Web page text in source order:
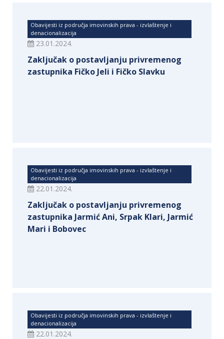
Obavijesti iz područja imovinskih prava - izvlaštenje i
denacionalizacija
23.01.2024.
Zaključak o postavljanju privremenog
zastupnika Fičko Jeli i Fičko Slavku
Obavijesti iz područja imovinskih prava - izvlaštenje i
denacionalizacija
22.01.2024.
Zaključak o postavljanju privremenog
zastupnika Jarmić Ani, Srpak Klari, Jarmić
Mari i Bobovec
Obavijesti iz područja imovinskih prava - izvlaštenje i
denacionalizacija
22.01.2024.